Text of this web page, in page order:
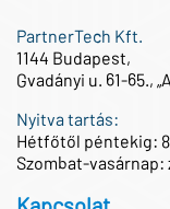
PartnerTech Kft.
1144 Budapest,
Gvadányi u. 61-65.,
Nyitva tartás:
Hétfőtől péntekig:
Szombat-vasárnap: